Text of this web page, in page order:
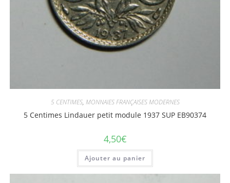
5 CENTIMES, MONNAIES FRANÇAISES MODERNES
5 Centimes Lindauer petit module 1937 SUP EB90374
4,50€
Ajouter au panier